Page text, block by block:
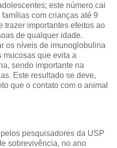
este número cai
com crianças até 9
trazer importantes efeitos ao
de qualquer idade.
os níveis de imunoglobulina
mucosas que evita a
sendo importante na
Este resultado se deve,
que o contato com o animal
pesquisadores da USP
sobrevivência, no ano